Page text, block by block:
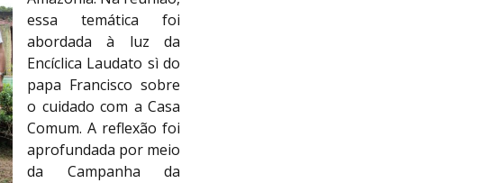
essa temática foi
abordada à luz da
Encíclica Laudato sì do
papa Francisco sobre
o cuidado com a Casa
Comum. A reflexão foi
aprofundada por meio
da Campanha da